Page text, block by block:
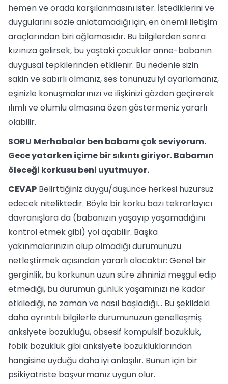
hemen ve orada karşılanmasını ister. İstediklerini ve
duygularını sözle anlatamadığı için, en önemli iletişim
araçlarından biri ağlamasıdır. Bu bilgilerden sonra
kızınıza gelirsek, bu yaştaki çocuklar anne-babanın
duygusal tepkilerinden etkilenir. Bu nedenle sizin
sakin ve sabırlı olmanız, ses tonunuzu iyi ayarlamanız,
eşinizle konuşmalarınızı ve ilişkinizi gözden geçirerek
ılımlı ve olumlu olmasına özen göstermeniz yararlı
olabilir.
SORU Merhabalar ben babamı çok seviyorum.
Gece yatarken içime bir sıkıntı giriyor. Babamın
öleceği korkusu beni uyutmuyor.
CEVAP Belirttiğiniz duygu/düşünce herkesi huzursuz
edecek niteliktedir. Böyle bir korku bazı tekrarlayıcı
davranışlara da (babanızın yaşayıp yaşamadığını
kontrol etmek gibi) yol açabilir. Başka
yakınmalarınızın olup olmadığı durumunuzu
netleştirmek açısından yararlı olacaktır: Genel bir
gerginlik, bu korkunun uzun süre zihninizi meşgul edip
etmediği, bu durumun günlük yaşamınızı ne kadar
etkilediği, ne zaman ve nasıl başladığı... Bu şekildeki
daha ayrıntılı bilgilerle durumunuzun genelleşmiş
anksiyete bozukluğu, obsesif kompulsif bozukluk,
fobik bozukluk gibi anksiyete bozukluklarından
hangisine uyduğu daha iyi anlaşılır. Bunun için bir
psikiyatriste başvurmanız uygun olur.